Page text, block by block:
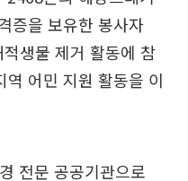
증을 보유한 봉사자
생물 제거 활동에 참
어민 지원 활동을 이
전문 공공기관으로